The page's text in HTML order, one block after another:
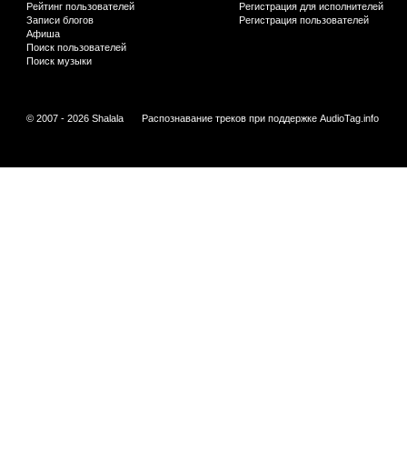
Рейтинг пользователей
Записи блогов
Афиша
Поиск пользователей
Поиск музыки
Регистрация для исполнителей
Регистрация пользователей
© 2007 - 2026 Shalala Распознавание треков при поддержке AudioTag.info